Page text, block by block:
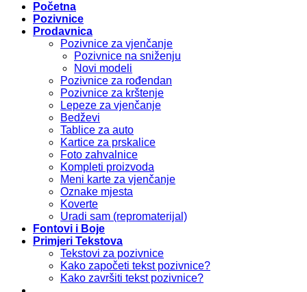
Početna
Pozivnice
Prodavnica
Pozivnice za vjenčanje
Pozivnice na sniženju
Novi modeli
Pozivnice za rođendan
Pozivnice za krštenje
Lepeze za vjenčanje
Bedževi
Tablice za auto
Kartice za prskalice
Foto zahvalnice
Kompleti proizvoda
Meni karte za vjenčanje
Oznake mjesta
Koverte
Uradi sam (repromaterijal)
Fontovi i Boje
Primjeri Tekstova
Tekstovi za pozivnice
Kako započeti tekst pozivnice?
Kako završiti tekst pozivnice?